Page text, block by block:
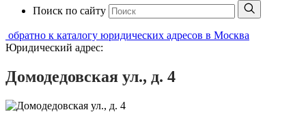
Поиск по сайту
обратно к каталогу юридических адресов в Москва
Юридический адрес:
Домодедовская ул., д. 4